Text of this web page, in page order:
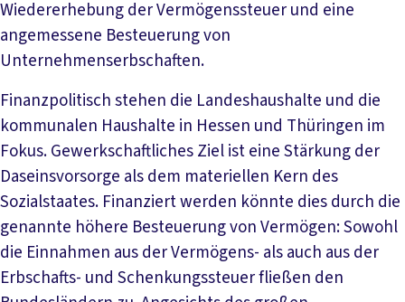
Wiedererhebung der Vermögenssteuer und eine
angemessene Besteuerung von
Unternehmenserbschaften.
Finanzpolitisch stehen die Landeshaushalte und die
kommunalen Haushalte in Hessen und Thüringen im
Fokus. Gewerkschaftliches Ziel ist eine Stärkung der
Daseinsvorsorge als dem materiellen Kern des
Sozialstaates. Finanziert werden könnte dies durch die
genannte höhere Besteuerung von Vermögen: Sowohl
die Einnahmen aus der Vermögens- als auch aus der
Erbschafts- und Schenkungssteuer fließen den